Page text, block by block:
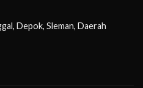
Depok, Sleman, Daerah